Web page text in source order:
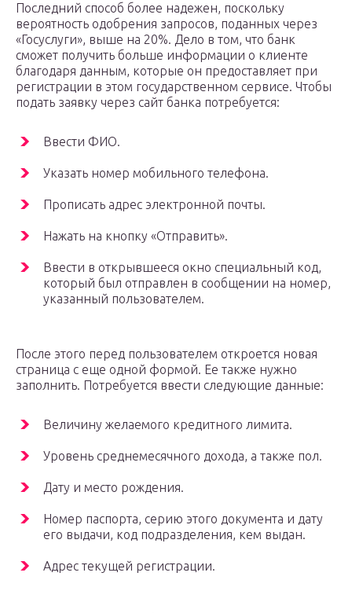
Последний способ более надежен, поскольку
вероятность одобрения запросов, поданных через
«Госуслуги», выше на 20%. Дело в том, что банк
сможет получить больше информации о клиенте
благодаря данным, которые он предоставляет при
регистрации в этом государственном сервисе. Чтобы
подать заявку через сайт банка потребуется:
Ввести ФИО.
Указать номер мобильного телефона.
Прописать адрес электронной почты.
Нажать на кнопку «Отправить».
Ввести в открывшееся окно специальный код,
который был отправлен в сообщении на номер,
указанный пользователем.
После этого перед пользователем откроется новая
страница с еще одной формой. Ее также нужно
заполнить. Потребуется ввести следующие данные:
Величину желаемого кредитного лимита.
Уровень среднемесячного дохода, а также пол.
Дату и место рождения.
Номер паспорта, серию этого документа и дату
его выдачи, код подразделения, кем выдан.
Адрес текущей регистрации.